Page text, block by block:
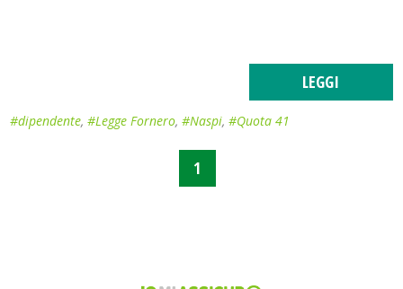
LEGGI
#dipendente,#Legge Fornero,#Naspi,#Quota 41
1